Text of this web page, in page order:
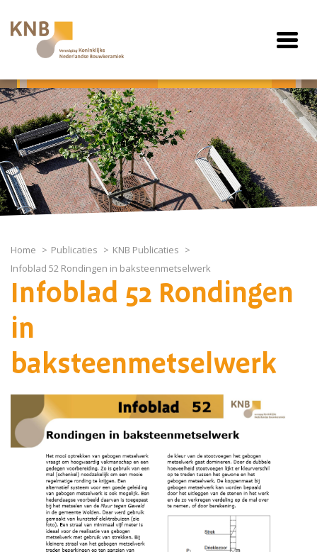
Home Publicaties
KNB Publicaties
Infoblad 52 Rondingen in baksteenmetselwerk
Infoblad 52 Rondingen
in
baksteenmetselwerk